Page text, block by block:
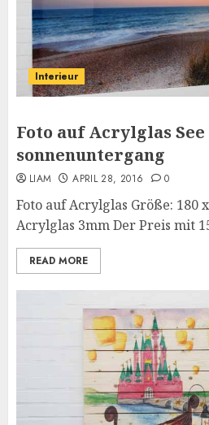
Interieur
Foto auf Acrylglas See
sonnenuntergang
LIAM APRIL 28, 2016 0
Foto auf Acrylglas Größe: 180
Acrylglas 3mm Der Preis mit
READ MORE